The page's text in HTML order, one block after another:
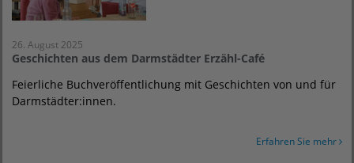
26. August 2025
Geschichten aus dem Darmstädter Erzähl-Café
Feierliche Buchveröffentlichung mit Geschichten von und für
Darmstädter:innen.
Erfahren Sie mehr